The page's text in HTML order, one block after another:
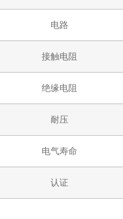
电路
接触电阻
绝缘电阻
耐压
电气寿命
认证